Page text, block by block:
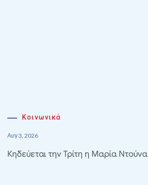
Κοινωνικά
Αυγ 3, 2026
Κηδεύεται την Τρίτη η Μαρία Ντούνα